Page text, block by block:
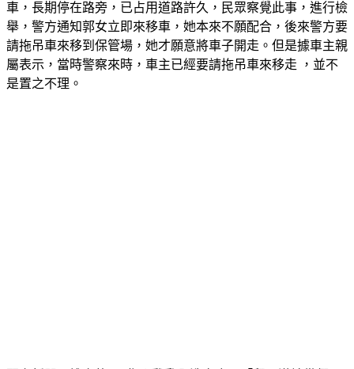
舉，警方通知郭女立即來移車，她本來不願配合，後來警方要
請拖吊車來移到保管場，她才願意將車子開走。但是據車主親
屬表示，當時警察來時，車主已經要請拖吊車來移走 ，並不
是置之不理。